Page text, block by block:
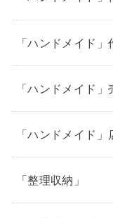
「ハンドメイド
「ハンドメイド
「ハンドメイド
「整理収納」